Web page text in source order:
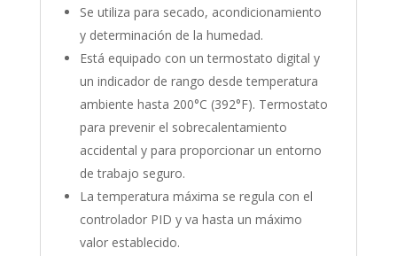
Se utiliza para secado, acondicionamiento
y determinación de la humedad.
Está equipado con un termostato digital y
un indicador de rango desde temperatura
ambiente hasta 200°C (392°F). Termostato
para prevenir el sobrecalentamiento
accidental y para proporcionar un entorno
de trabajo seguro.
La temperatura máxima se regula con el
controlador PID y va hasta un máximo
valor establecido.